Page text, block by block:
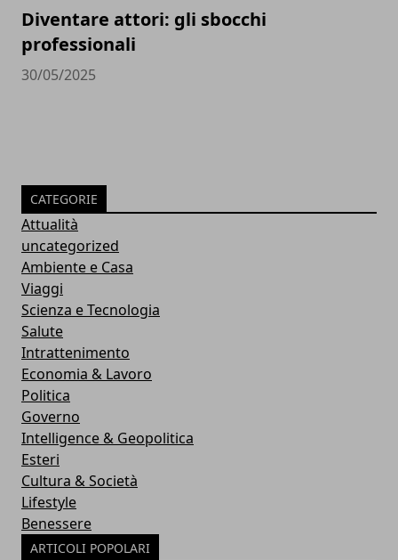
Diventare attori: gli sbocchi
professionali
30/05/2025
CATEGORIE
Attualità
uncategorized
Ambiente e Casa
Viaggi
Scienza e Tecnologia
Salute
Intrattenimento
Economia & Lavoro
Politica
Governo
Intelligence & Geopolitica
Esteri
Cultura & Società
Lifestyle
Benessere
ARTICOLI POPOLARI